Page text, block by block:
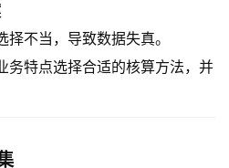
择不当，导致数据失真。
务特点选择合适的核算方法，并